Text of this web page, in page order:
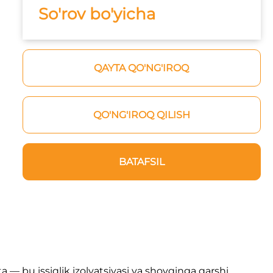
So'rov bo'yicha
QAYTA QO'NG'IROQ
QO'NG'IROQ QILISH
BATAFSIL